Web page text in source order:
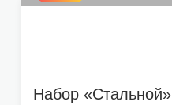
Набор «Стальной»